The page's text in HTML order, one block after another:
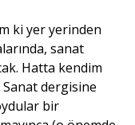
ki yer yerinden
sanat
Hatta kendim
dergisine
bir